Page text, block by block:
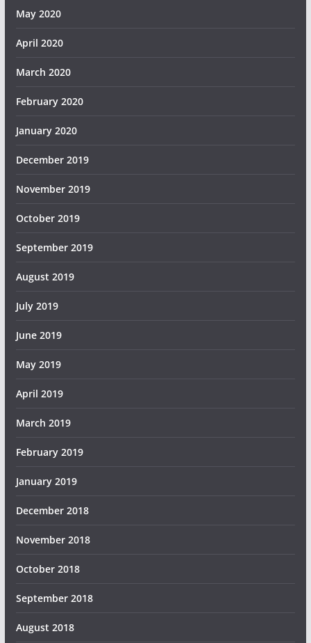
May 2020
April 2020
March 2020
February 2020
January 2020
December 2019
November 2019
October 2019
September 2019
August 2019
July 2019
June 2019
May 2019
April 2019
March 2019
February 2019
January 2019
December 2018
November 2018
October 2018
September 2018
August 2018